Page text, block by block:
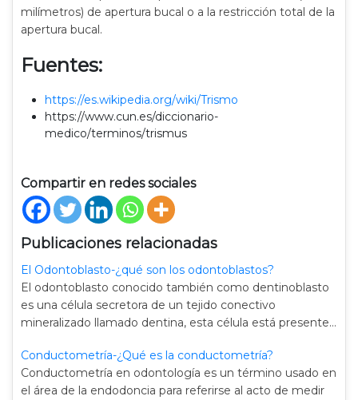
milímetros) de apertura bucal o a la restricción total de la
apertura bucal.
Fuentes:
https://es.wikipedia.org/wiki/Trismo
https://www.cun.es/diccionario-
medico/terminos/trismus
Compartir en redes sociales
Publicaciones relacionadas
El Odontoblasto-¿qué son los odontoblastos?
El odontoblasto conocido también como dentinoblasto
es una célula secretora de un tejido conectivo
mineralizado llamado dentina, esta célula está presente…
Conductometría-¿Qué es la conductometría?
Conductometría en odontología es un término usado en
el área de la endodoncia para referirse al acto de medir